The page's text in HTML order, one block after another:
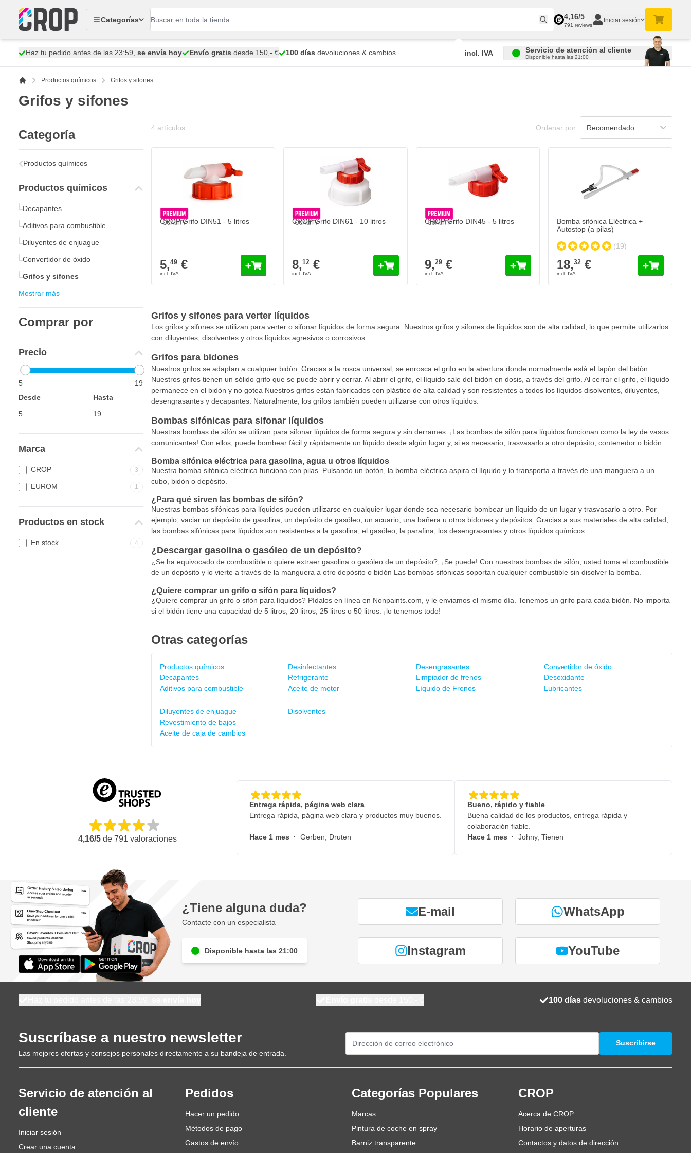
Categorías
4,16/5
791 reviews
Iniciar sesión
Haz tu pedido antes de las 23:59, se envía hoy Envío gratis desde 150,- € 100 días devoluciones & cambios incl. IVA Servicio de atención al cliente
Disponible hasta las 21:00
Productos químicos Grifos y sifones
Grifos y sifones
Categoría
Productos químicos
Productos químicos
Decapantes
Aditivos para combustible
Diluyentes de enjuague
Convertidor de óxido
Grifos y sifones
Mostrar más
Comprar por
Precio
5
19
Desde
Hasta
Marca
CROP 3
EUROM 1
Productos en stock
En stock 4
4 artículos Ordenar por
CROP Grifo DIN51 - 5 litros
5,49€
CROP Grifo DIN61 - 10 litros
8,12 €
CROP Grifo DIN45 - 5 litros
9,29€
Bomba sifónica Eléctrica +
Autostop (a pilas)
(19)
18,32 €
Grifos y sifones para verter líquidos
Los grifos y sifones se utilizan para verter o sifonar líquidos de forma segura. Nuestros grifos y sifones de líquidos son de alta calidad, lo que permite utilizarlos
con diluyentes, disolventes y otros líquidos agresivos o corrosivos.
Grifos para bidones
Nuestros grifos se adaptan a cualquier bidón. Gracias a la rosca universal, se enrosca el grifo en la abertura donde normalmente está el tapón del bidón.
Nuestros grifos tienen un sólido grifo que se puede abrir y cerrar. Al abrir el grifo, el líquido sale del bidón en dosis, a través del grifo. Al cerrar el grifo, el líquido
permanece en el bidón y no gotea Nuestros grifos están fabricados con plástico de alta calidad y son resistentes a todos los líquidos disolventes, diluyentes,
desengrasantes y decapantes. Naturalmente, los grifos también pueden utilizarse con otros líquidos.
Bombas sifónicas para sifonar líquidos
Nuestras bombas de sifón se utilizan para sifonar líquidos de forma segura y sin derrames. ¡Las bombas de sifón para líquidos funcionan como la ley de vasos
comunicantes! Con ellos, puede bombear fácil y rápidamente un líquido desde algún lugar y, si es necesario, trasvasarlo a otro depósito, contenedor o bidón.
Bomba sifónica eléctrica para gasolina, agua u otros líquidos
Nuestra bomba sifónica eléctrica funciona con pilas. Pulsando un botón, la bomba eléctrica aspira el líquido y lo transporta a través de una manguera a un
cubo, bidón o depósito.
¿Para qué sirven las bombas de sifón?
Nuestras bombas sifónicas para líquidos pueden utilizarse en cualquier lugar donde sea necesario bombear un líquido de un lugar y trasvasarlo a otro. Por
ejemplo, vaciar un depósito de gasolina, un depósito de gasóleo, un acuario, una bañera u otros bidones y depósitos. Gracias a sus materiales de alta calidad,
las bombas sifónicas para líquidos son resistentes a la gasolina, el gasóleo, la parafina, los desengrasantes y otros líquidos químicos.
¿Descargar gasolina o gasóleo de un depósito?
¿Se ha equivocado de combustible o quiere extraer gasolina o gasóleo de un depósito?, ¡Se puede! Con nuestras bombas de sifón, usted toma el combustible
de un depósito y lo vierte a través de la manguera a otro depósito o bidón Las bombas sifónicas soportan cualquier combustible sin disolver la bomba.
¿Quiere comprar un grifo o sifón para líquidos?
¿Quiere comprar un grifo o sifón para líquidos? Pídalos en línea en Nonpaints.com, y le enviamos el mismo día. Tenemos un grifo para cada bidón. No importa
si el bidón tiene una capacidad de 5 litros, 20 litros, 25 litros o 50 litros: ¡lo tenemos todo!
Otras categorías
Productos químicos
Decapantes
Aditivos para combustible
Desinfectantes
Refrigerante
Aceite de motor
Desengrasantes
Limpiador de frenos
Líquido de Frenos
Convertidor de óxido
Desoxidante
Lubricantes
Diluyentes de enjuague
Revestimiento de bajos
Aceite de caja de cambios
Disolventes
4,16/5 de 791 valoraciones
Entrega rápida, página web clara
Entrega rápida, página web clara y productos muy buenos.
Hace 1 mes · Gerben, Druten
Bueno, rápido y fiable
Buena calidad de los productos, entrega rápida y
colaboración fiable.
Hace 1 mes · Johny, Tienen
¿Tiene alguna duda?
Contacte con un especialista
Disponible hasta las 21:00
E-mail WhatsApp
Instagram YouTube
100 días devoluciones & cambios
Suscríbase a nuestro newsletter
Las mejores ofertas y consejos personales directamente a su bandeja de entrada.
Suscribirse
Servicio de atención al
cliente
Iniciar sesión
Crear una cuenta
Pedidos
Hacer un pedido
Métodos de pago
Gastos de envío
Categorías Populares
Marcas
Pintura de coche en spray
Barniz transparente
CROP
Acerca de CROP
Horario de aperturas
Contactos y datos de dirección